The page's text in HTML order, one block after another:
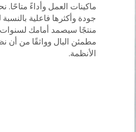
ماكينات العمل وأداءً
جودة وأكثرها فاعلية
مطمئن البال وواثقًا من أن
الأنظمة.